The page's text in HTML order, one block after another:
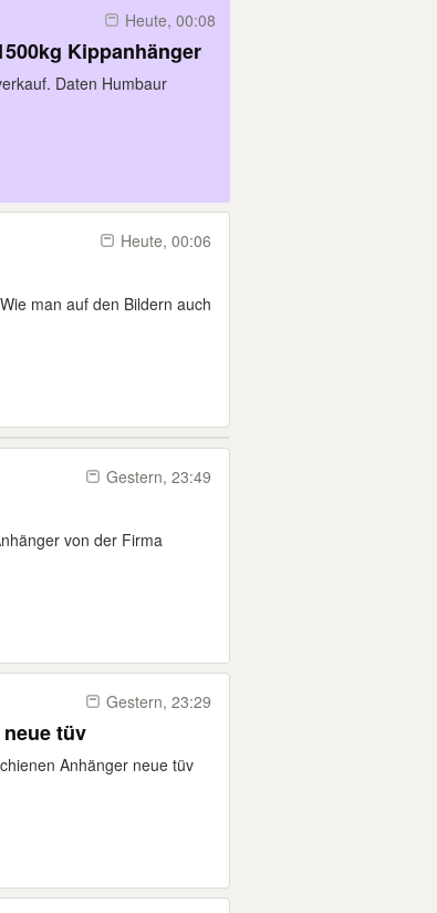
Heute, 00:08
Kippanhänger
Daten Humbaur
Heute, 00:06
man auf den Bildern auch
Gestern, 23:49
von der Firma
Gestern, 23:29
tüv
Anhänger neue tüv